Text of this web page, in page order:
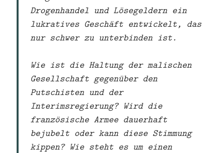
Drogenhandel und Lösegeldern ein
lukratives Geschäft entwickelt, das
nur schwer zu unterbinden ist.
Wie ist die Haltung der malischen
Gesellschaft gegenüber den
Putschisten und der
Interimsregierung? Wird die
französische Armee dauerhaft
bejubelt oder kann diese Stimmung
kippen? Wie steht es um einen